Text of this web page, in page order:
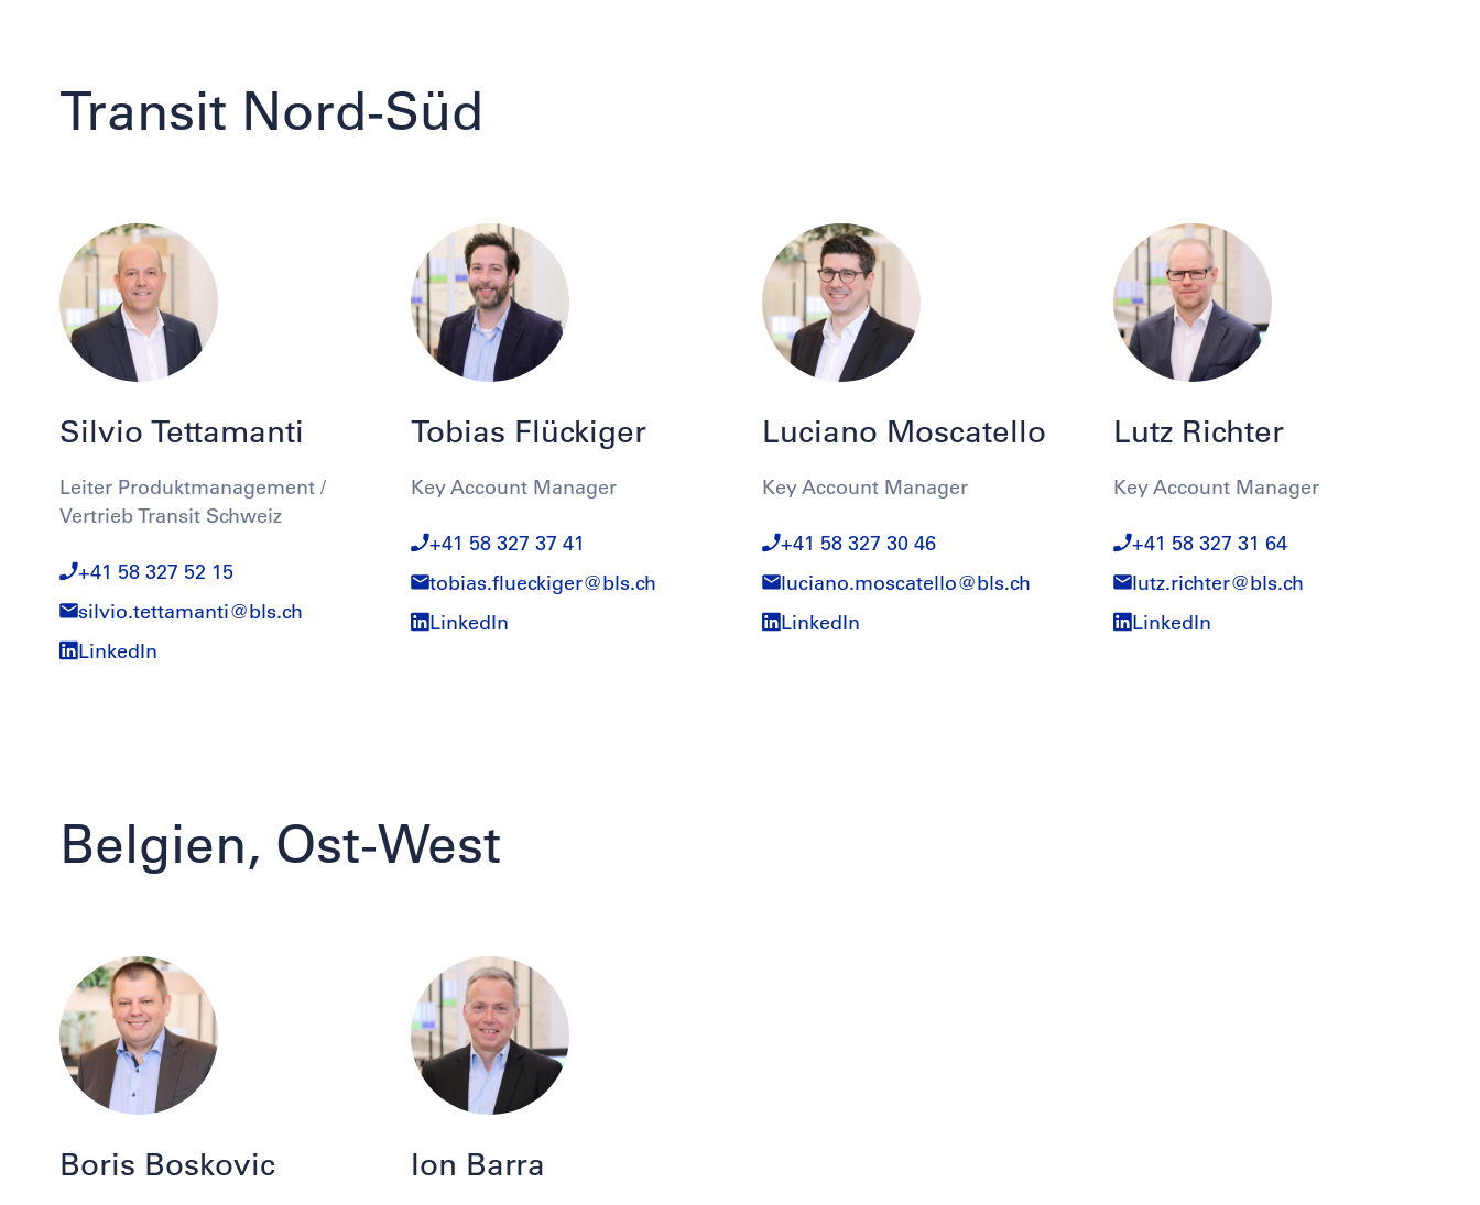
Transit Nord-Süd
Silvio Tettamanti
Leiter Produktmanagement /
Vertrieb Transit Schweiz
+41 58 327 52 15
silvio.tettamanti@bls.ch
LinkedIn
Tobias Flückiger
Key Account Manager
+41 58 327 37 41
tobias.flueckiger@bls.ch
LinkedIn
Luciano Moscatello
Key Account Manager
+41 58 327 30 46
luciano.moscatello@bls.ch
LinkedIn
Lutz Richter
Key Account Manager
+41 58 327 31 64
lutz.richter@bls.ch
LinkedIn
Belgien, Ost-West
Boris Boskovic Ion Barra